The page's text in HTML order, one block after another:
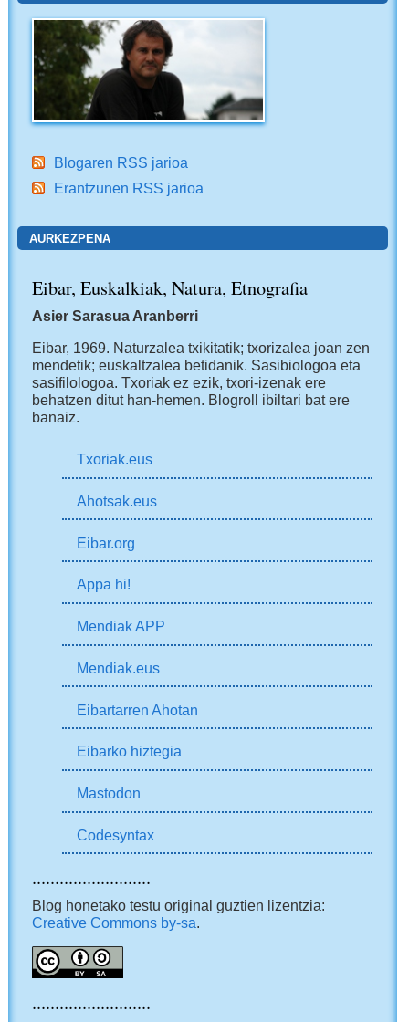
Blogaren RSS jarioa
Erantzunen RSS jarioa
AURKEZPENA
Eibar, Euskalkiak, Natura, Etnografia
Asier Sarasua Aranberri
Eibar, 1969. Naturzalea txikitatik; txorizalea joan zen
mendetik; euskaltzalea betidanik. Sasibiologoa eta
sasifilologoa. Txoriak ez ezik, txori-izenak ere
behatzen ditut han-hemen. Blogroll ibiltari bat ere
banaiz.
Txoriak.eus
Ahotsak.eus
Eibar.org
Appa hi!
Mendiak APP
Mendiak.eus
Eibartarren Ahotan
Eibarko hiztegia
Mastodon
Codesyntax
..........................
Blog honetako testu original guztien lizentzia:
Creative Commons by-sa.
..........................